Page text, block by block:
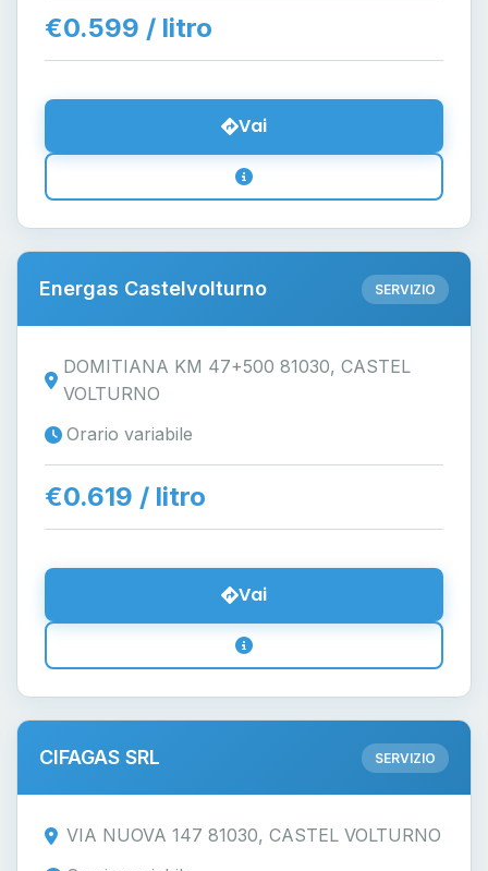
€0.599 / litro
Vai
Energas Castelvolturno SERVIZIO
DOMITIANA KM 47+500 81030, CASTEL
VOLTURNO
Orario variabile
€0.619 / litro
Vai
CIFAGAS SRL SERVIZIO
VIA NUOVA 147 81030, CASTEL VOLTURNO